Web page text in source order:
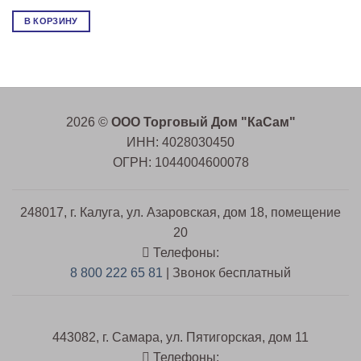
В КОРЗИНУ
2026 © ООО Торговый Дом "КаСам"
ИНН: 4028030450
ОГРН: 1044004600078
248017, г. Калуга, ул. Азаровская, дом 18, помещение
20
Телефоны:
8 800 222 65 81 | Звонок бесплатный
443082, г. Самара, ул. Пятигорская, дом 11
Телефоны: